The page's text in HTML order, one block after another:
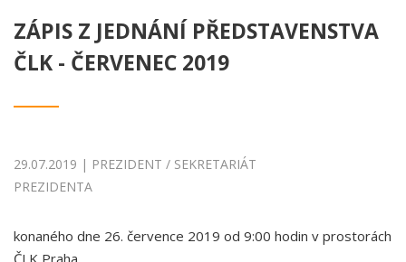
ZÁPIS Z JEDNÁNÍ PŘEDSTAVENSTVA
ČLK - ČERVENEC 2019
29.07.2019 | PREZIDENT / SEKRETARIÁT
PREZIDENTA
konaného dne 26. července 2019 od 9:00 hodin v prostorách
ČLK Praha